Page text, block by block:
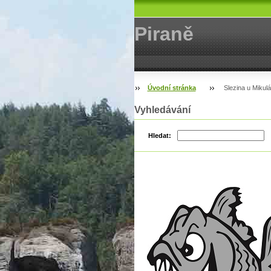
Piraně
Úvodní stránka Slezina u
Vyhledávání
Hledat: